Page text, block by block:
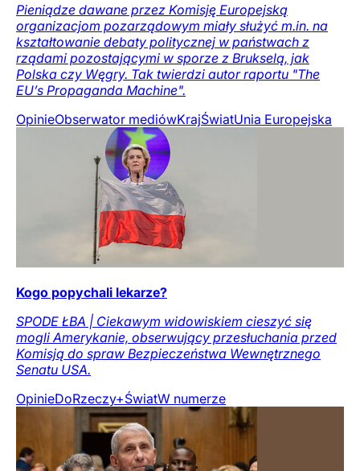
Pieniądze dawane przez Komisję Europejską
organizacjom pozarządowym miały służyć m.in. na
kształtowanie debaty politycznej w państwach z
rządami pozostającymi w sporze z Brukselą, jak
Polska czy Węgry. Tak twierdzi autor raportu "The
EU’s Propaganda Machine".
OpinieObserwator mediówKrajŚwiatUnia Europejska
Kogo popychali lekarze?
SPODE ŁBA | Ciekawym widowiskiem cieszyć się
mogli Amerykanie, obserwujący przesłuchania przed
Komisją do spraw Bezpieczeństwa Wewnętrznego
Senatu USA.
OpinieDoRzeczy+ŚwiatW numerze